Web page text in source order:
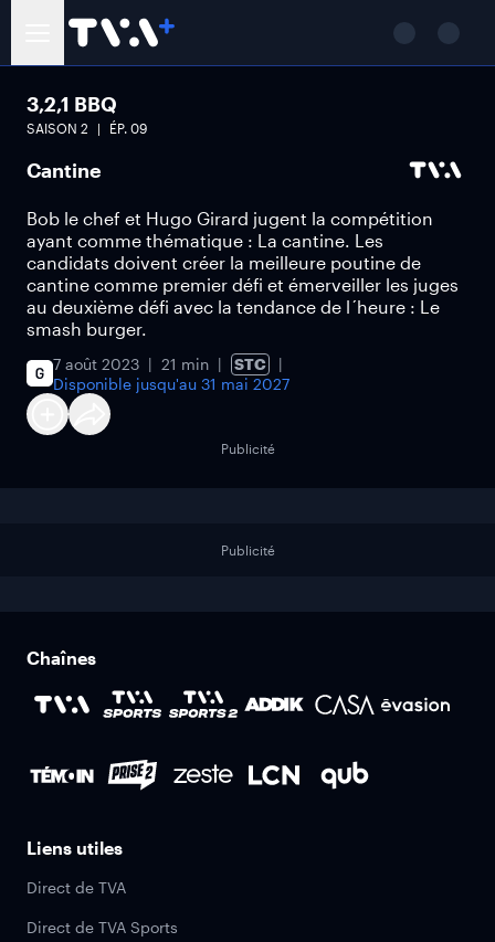
3,2,1 BBQ
SAISON 2 ÉP. 09
Cantine
Bob le chef et Hugo Girard jugent la compétition
ayant comme thématique : La cantine. Les
candidats doivent créer la meilleure poutine de
cantine comme premier défi et émerveiller les juges
au deuxième défi avec la tendance de l´heure : Le
smash burger.
7 août 2023 21 min
STC
Disponible jusqu'au 31 mai 2027
Publicité
Publicité
Chaînes
Liens utiles
Direct de TVA
Direct de TVA Sports